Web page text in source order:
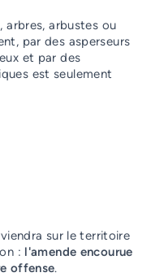
arbres, arbustes ou
par des asperseurs
et par des
est seulement
sur le territoire
: l'amende encourue
offense.